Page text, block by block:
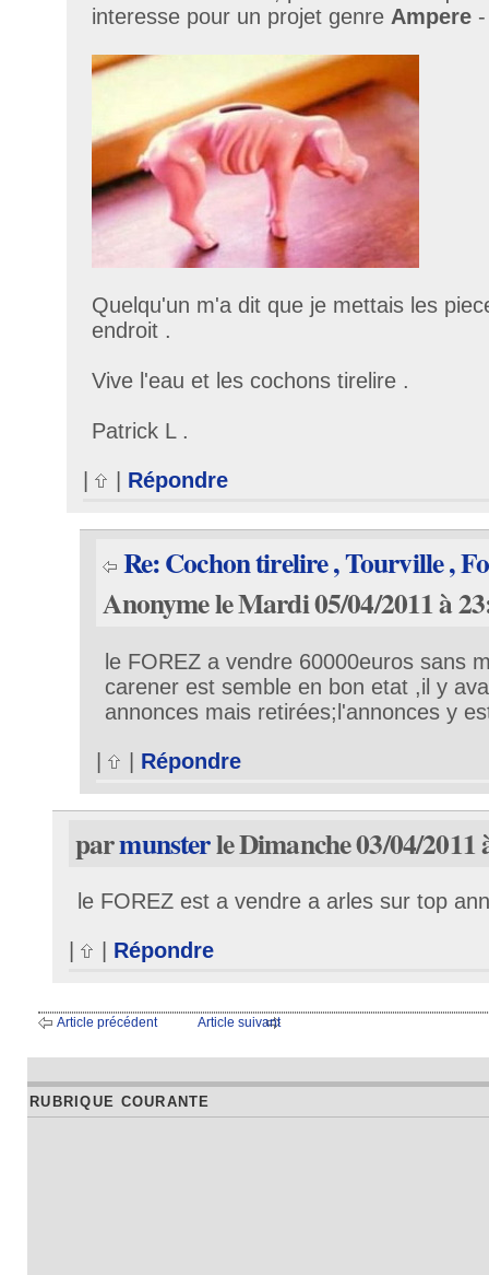
interesse pour un projet genre Ampere-
Quelqu'un m'a dit que je mettais les
endroit .
Vive l'eau et les cochons tirelire .
Patrick L .
Répondre
Re: Cochon tirelire , Tourville ,
Anonyme le Mardi 05/04/2011 à
le FOREZ a vendre 60000euros sans
carener est semble en bon etat ,il y
annonces mais retirées;l'annonces y
| | Répondre
parmunsterle Dimanche 03/04/2011
le FOREZ est a vendre a arles sur top
Répondre
Article précédent Article suivant
RUBRIQUE COURANTE